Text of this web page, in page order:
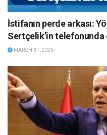
İstifanın perde arkası:
Sertçelik’in telefonunda
MARCH 31, 2026